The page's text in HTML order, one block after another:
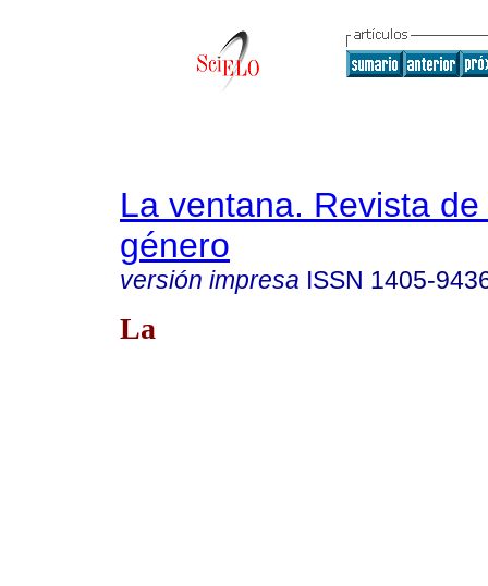
La ventana. Revista
género
versión impresa ISSN 1405-
La